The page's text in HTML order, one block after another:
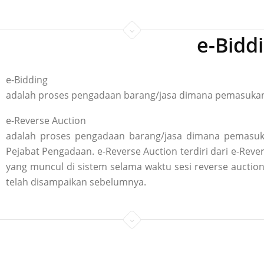
e-
e-Bidding
adalah proses pengadaan barang/jasa dimana
e-Reverse Auction
adalah proses pengadaan barang/jasa dimana
Pejabat Pengadaan. e-Reverse Auction terdiri dari e-
yang muncul di sistem selama waktu sesi reverse
telah disampaikan sebelumnya.